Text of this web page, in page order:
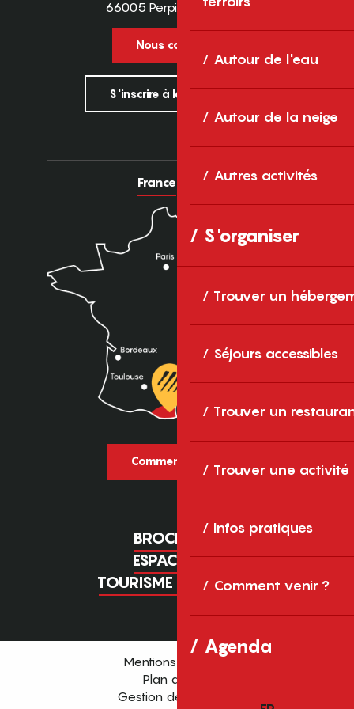
Autour de l'eau
Autour de la neige
Autres activités
S'organiser
Trouver un
Séjours accessibles
Trouver un
Trouver une activité
Infos pratiques
Comment venir ?
Agenda
66005 Perpignan Cedex
Nous contacter
S'inscrire à la newsletter
France Europe
Comment venir ?
BROCHURES
ESPACE PRO
TOURISME D'AFFAIRES
Mentions légales
Plan du site
Gestion des cookies